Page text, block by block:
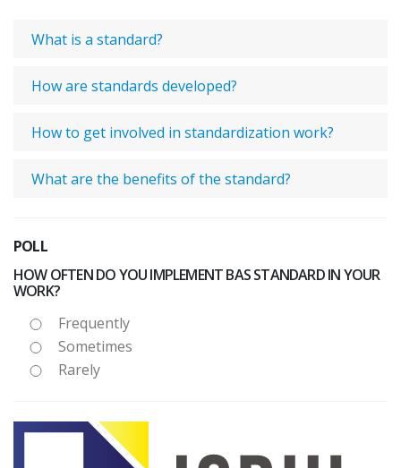
What is a standard?
How are standards developed?
How to get involved in standardization work?
What are the benefits of the standard?
POLL
HOW OFTEN DO YOU IMPLEMENT BAS STANDARD IN YOUR
WORK?
Frequently
Sometimes
Rarely